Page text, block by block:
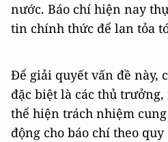
nước. Báo chí hiện nay
tin chính thức để lan tỏa
Để giải quyết vấn đề này,
đặc biệt là các thủ
thể hiện trách nhiệm
động cho báo chí theo